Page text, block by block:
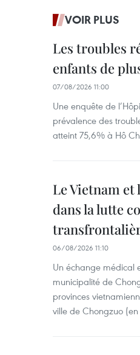
VOIR PLUS
Les troubles
enfants de
07/08/2026 11:00
Une enquête de
prévalence des
atteint 75,6% à Hô
Le Vietnam
dans la lutte
06/08/2026 11:10
Un échange médical
municipalité de
provinces
ville de Chongzuo